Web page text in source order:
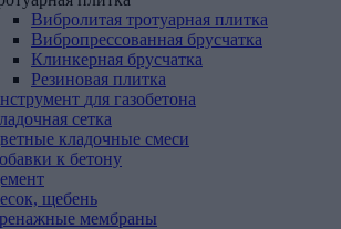
Вибролитая тротуарная плитка
Вибропрессованная брусчатка
Клинкерная брусчатка
Резиновая плитка
для газобетона
сетка
кладочные смеси
к бетону
щебень
мембраны